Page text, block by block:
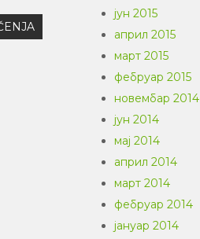
јун 2015
април 2015
март 2015
фебруар 2015
новембар 2014
јун 2014
мај 2014
април 2014
март 2014
фебруар 2014
јануар 2014